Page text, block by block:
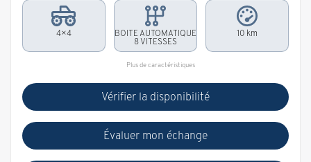
4×4
BOITE AUTOMATIQUE
8 VITESSES
10 km
Plus de caractéristiques
Vérifier la disponibilité
Évaluer mon échange